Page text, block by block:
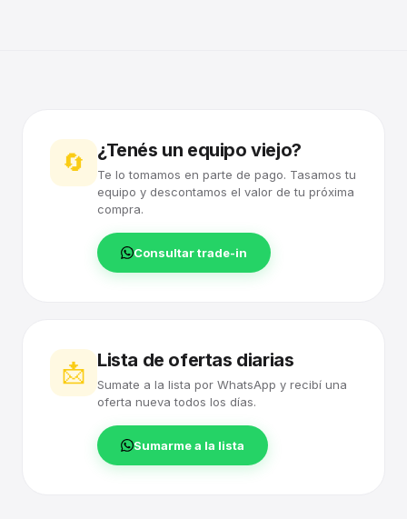
🔄 ¿Tenés un equipo viejo?
Te lo tomamos en parte de pago. Tasamos tu
equipo y descontamos el valor de tu próxima
compra.
Consultar trade-in
📩 Lista de ofertas diarias
Sumate a la lista por WhatsApp y recibí una
oferta nueva todos los días.
Sumarme a la lista